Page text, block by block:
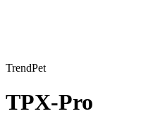
TrendPet
TPX-Pro